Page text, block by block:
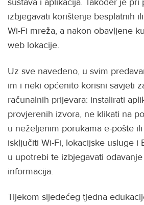
izbjegavati korištenje besplatnih
Wi-Fi mreža, a nakon obavljene
web lokacije.
Uz sve navedeno, u svim
im i neki općenito korisni savjeti
računalnih prijevara: instalirati
provjerenih izvora, ne klikati na
u neželjenim porukama e-pošte
isključiti Wi-Fi, lokacijske usluge i
u upotrebi te izbjegavati
informacija.
Tijekom sljedećeg tjedna